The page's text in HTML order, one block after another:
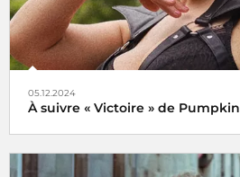
05.12.2024
À suivre « Victoire » de Pumpkin